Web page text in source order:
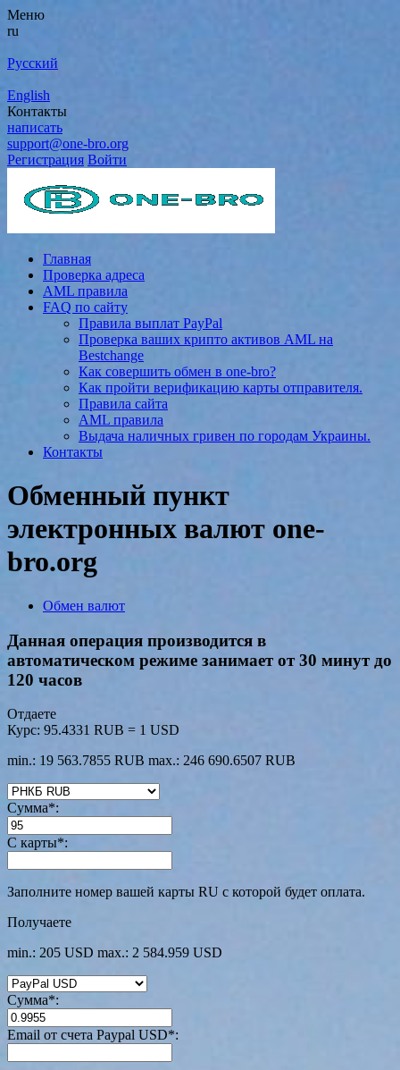
Меню
ru
Русский
English
Контакты
написать
support@one-bro.org
Регистрация Войти
Главная
Проверка адреса
AML правила
FAQ по сайту
Правила выплат PayPal
Проверка ваших крипто активов AML на
Bestchange
Как совершить обмен в one-bro?
Как пройти верификацию карты отправителя.
Правила сайта
AML правила
Выдача наличных гривен по городам Украины.
Контакты
Обменный пункт
электронных валют one-
bro.org
Обмен валют
Данная операция производится в
автоматическом режиме занимает от 30 минут до
120 часов
Отдаете
Курс: 95.4331 RUB = 1 USD
min.: 19 563.7855 RUB max.: 246 690.6507 RUB
Сумма*:
С карты*:
Заполните номер вашей карты RU с которой будет оплата.
Получаете
min.: 205 USD max.: 2 584.959 USD
Сумма*:
Email от счета Paypal USD*: